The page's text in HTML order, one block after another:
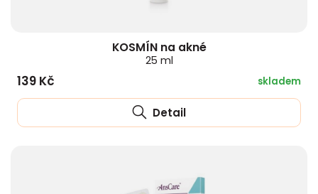
KOSMÍN na akné
25 ml
139 Kč skladem
Detail